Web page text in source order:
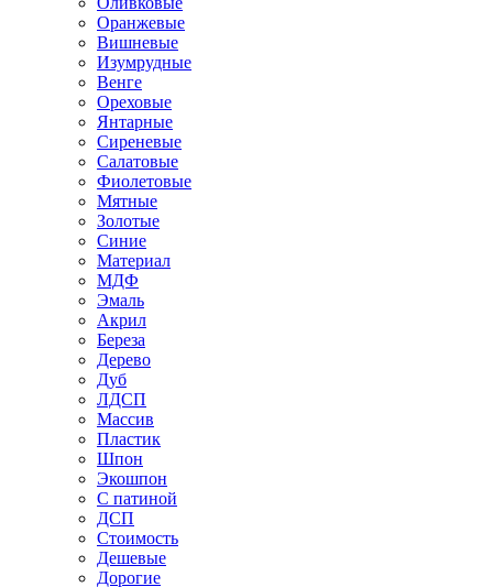
Оранжевые
Вишневые
Изумрудные
Венге
Ореховые
Янтарные
Сиреневые
Салатовые
Фиолетовые
Мятные
Золотые
Синие
Материал
МДФ
Эмаль
Акрил
Береза
Дерево
Дуб
ЛДСП
Массив
Пластик
Шпон
Экошпон
С патиной
ДСП
Стоимость
Дешевые
Дорогие